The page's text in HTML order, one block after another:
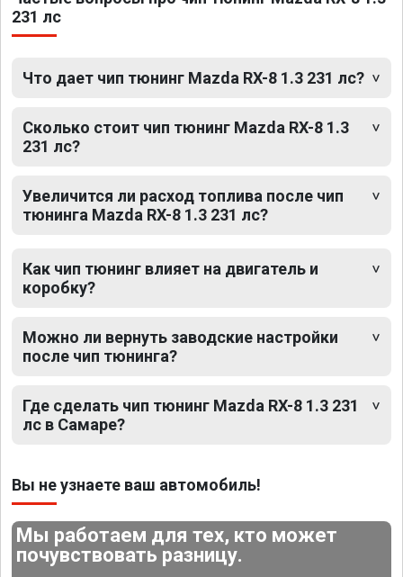
231 лс
Что дает чип тюнинг Mazda RX-8 1.3 231 лс?
Сколько стоит чип тюнинг Mazda RX-8 1.3
231 лс?
Увеличится ли расход топлива после чип
тюнинга Mazda RX-8 1.3 231 лс?
Как чип тюнинг влияет на двигатель и
коробку?
Можно ли вернуть заводские настройки
после чип тюнинга?
Где сделать чип тюнинг Mazda RX-8 1.3 231
лс в Самаре?
Вы не узнаете ваш автомобиль!
Мы работаем для тех, кто может
почувствовать разницу.